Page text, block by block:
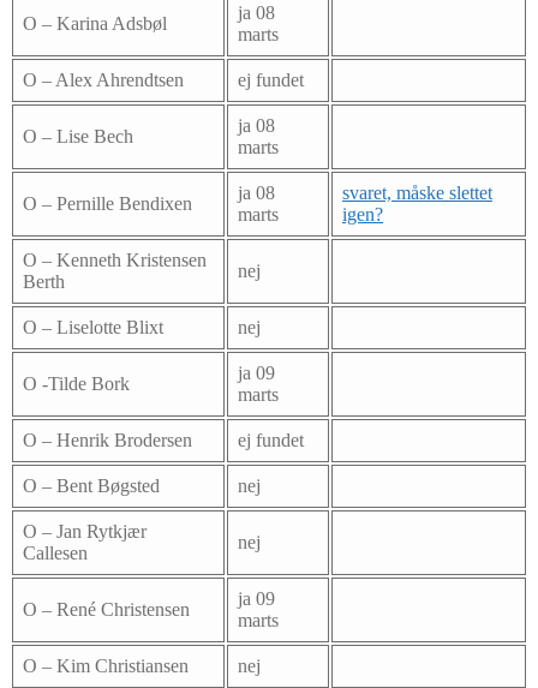
O – Karina Adsbøl
ja 08
marts
O – Alex Ahrendtsen ej fundet
O – Lise Bech
ja 08
marts
O – Pernille Bendixen
ja 08
marts
svaret, måske slettet
igen?
O – Kenneth Kristensen
Berth
nej
O – Liselotte Blixt nej
O -Tilde Bork
ja 09
marts
O – Henrik Brodersen ej fundet
O – Bent Bøgsted nej
O – Jan Rytkjær
Callesen
nej
O – René Christensen
ja 09
marts
O – Kim Christiansen nej